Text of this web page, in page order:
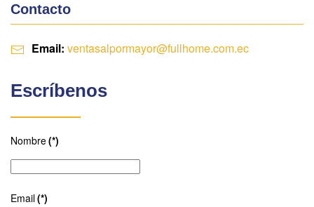
Contacto
Email: ventasalpormayor@fullhome.com.ec
Escríbenos
Nombre(*)
Email(*)